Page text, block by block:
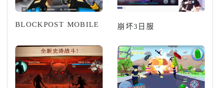
BLOCKPOST MOBILE 崩坏3日服